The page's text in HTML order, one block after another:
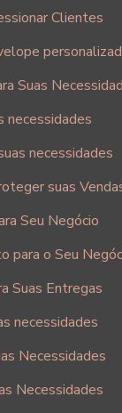
Clientes
Suas
necessidades
necessidades
suas
Seu Negócio
para o Seu
Suas Entregas
necessidades
Necessidades
Necessidades